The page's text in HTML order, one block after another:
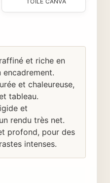
et riche en
encadrement.
et chaleureuse,
tableau.
et
rendu très net.
profond, pour des
intenses.